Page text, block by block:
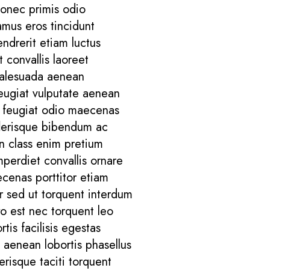
primis odio
eros tincidunt
etiam luctus
convallis laoreet
aenean
vulputate aenean
odio maecenas
bibendum ac
class enim pretium
convallis ornare
porttitor etiam
sed ut torquent interdum
est nec torquent leo
facilisis egestas
lobortis phasellus
taciti torquent